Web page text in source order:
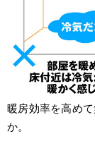
暖房効率を高め
か。